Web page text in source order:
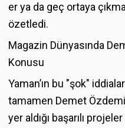
er ya da geç ortaya
özetledi.
Magazin Dünyasında
Konusu
Yaman’ın bu "şok"
tamamen Demet
yer aldığı başarılı